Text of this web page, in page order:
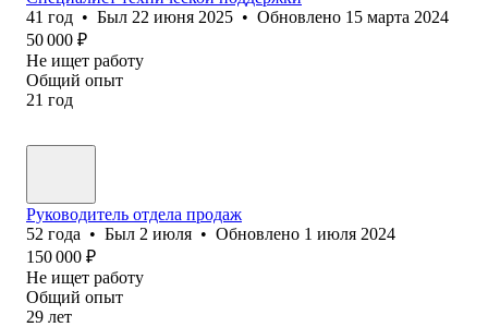
41 год • Был 22 июня 2025 • Обновлено 15 марта 2024
50 000 ₽
Не ищет работу
Общий опыт
21 год
Руководитель отдела продаж
52 года • Был 2 июля • Обновлено 1 июля 2024
150 000 ₽
Не ищет работу
Общий опыт
29 лет